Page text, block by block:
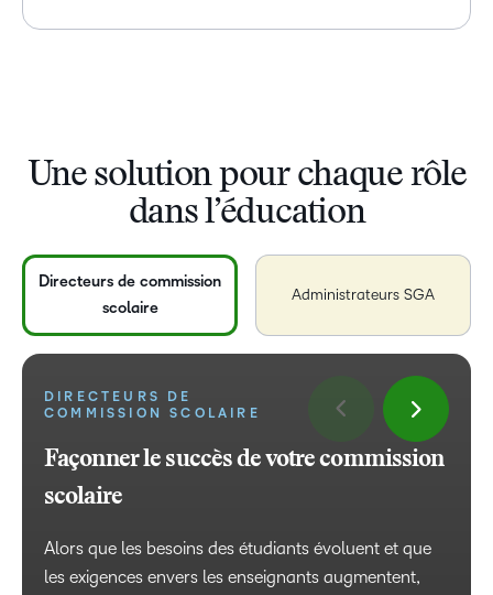
Une solution pour chaque rôle
dans l’éducation
Directeurs de commission
scolaire
Administrateurs SGA
DIRECTEURS DE
COMMISSION SCOLAIRE
Façonner le succès de votre commission
scolaire
Alors que les besoins des étudiants évoluent et que
les exigences envers les enseignants augmentent,
ADMINISTRATEURS SGA
Votre partenaire pour une
administration SGA sans faille
Simplifiez les flux de travail, surveillez les
performances et soutenez les enseignants avec une
ENSEIGNANTS
Optimiser l’enseignement, inspirer les
élèves
Créez du contenu interactif de haute qualité, évaluez
les progrès des élèves et fournissez aux
ÉLÈVES
Un apprentissage qui vous inspire à
accomplir plus
Explorez des cours conçus spécialement pour vous,
avec du contenu multimédia, des éléments ludiques